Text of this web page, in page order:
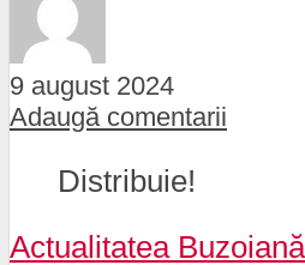
9 august 2024
Adaugă comentarii
Distribuie!
Actualitatea Buzoiană